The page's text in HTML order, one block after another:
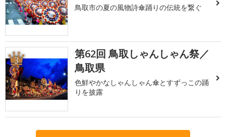
鳥取市の夏の風物詩傘踊りの伝統を繋ぐ
3
第62回 鳥取しゃんしゃん祭／
鳥取県
色鮮やかなしゃんしゃん傘とすずっこの踊
りを披露